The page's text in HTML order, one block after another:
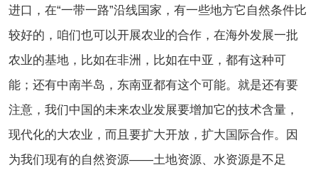
进口，在“一带一路”沿线国家，有一些地方它自然条件比
较好的，咱们也可以开展农业的合作，在海外发展一批
农业的基地，比如在非洲，比如在中亚，都有这种可
能；还有中南半岛，东南亚都有这个可能。就是还有要
注意， 我们中国的未来农业发展要增加它的技术含量，
现代化的大农业，而且要扩大开放，扩大国际合作。因
为我们现有的自然资源——土地资源、水资源是不足